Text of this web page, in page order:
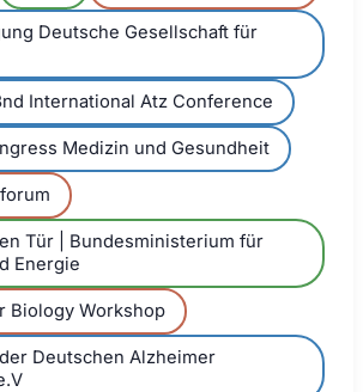
Deutsche Gesellschaft für
International Atz Conference
Medizin und Gesundheit
Tür | Bundesministerium für
Energie
Biology Workshop
Deutschen Alzheimer